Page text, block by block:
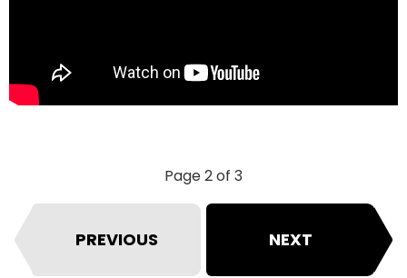
Page 2 of 3
PREVIOUS NEXT